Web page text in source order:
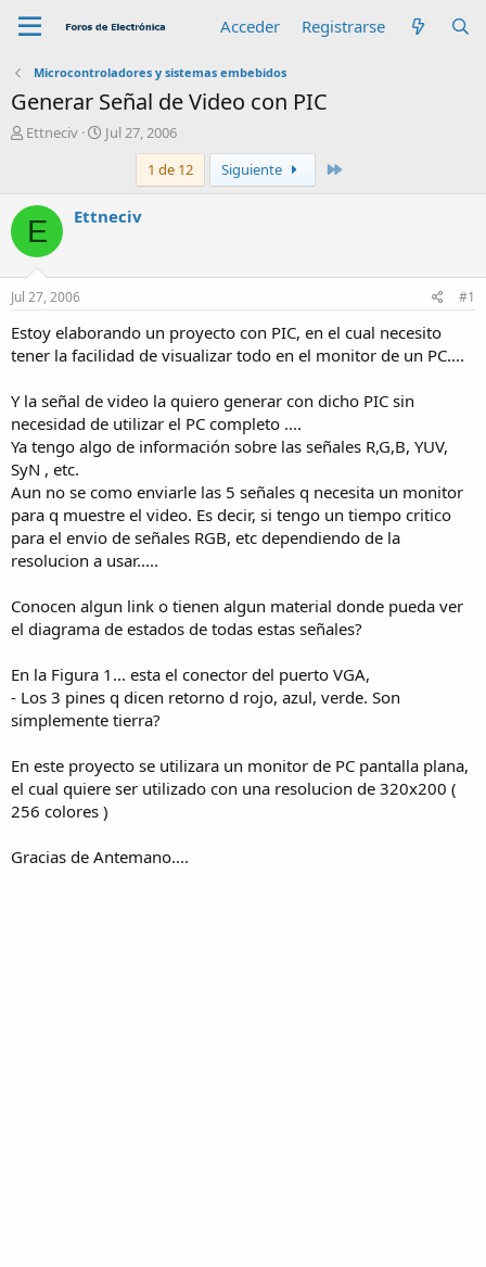
Acceder Registrarse
Microcontroladores y sistemas embebidos
Generar Señal de Video con PIC
A
r
Ettneciv
F
a
d
c
i
o
Jul 27, 2006
1 de 12
Siguiente
E Ettneciv
Jul 27, 2006 #1
Estoy elaborando un proyecto con PIC, en el cual necesito
tener la facilidad de visualizar todo en el monitor de un PC....
Y la señal de video la quiero generar con dicho PIC sin
necesidad de utilizar el PC completo ....
Ya tengo algo de información sobre las señales R,G,B, YUV,
SyN , etc.
Aun no se como enviarle las 5 señales q necesita un monitor
para q muestre el video. Es decir, si tengo un tiempo critico
para el envio de señales RGB, etc dependiendo de la
resolucion a usar.....
Conocen algun link o tienen algun material donde pueda ver
el diagrama de estados de todas estas señales?
En la Figura 1... esta el conector del puerto VGA,
- Los 3 pines q dicen retorno d rojo, azul, verde. Son
simplemente tierra?
En este proyecto se utilizara un monitor de PC pantalla plana,
el cual quiere ser utilizado con una resolucion de 320x200 (
256 colores )
Gracias de Antemano....